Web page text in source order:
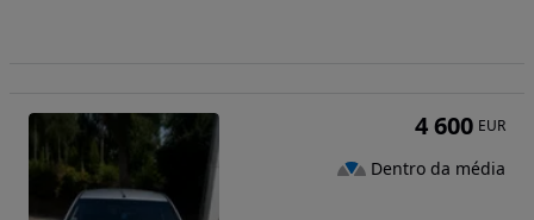
4 600 EUR
Dentro da média